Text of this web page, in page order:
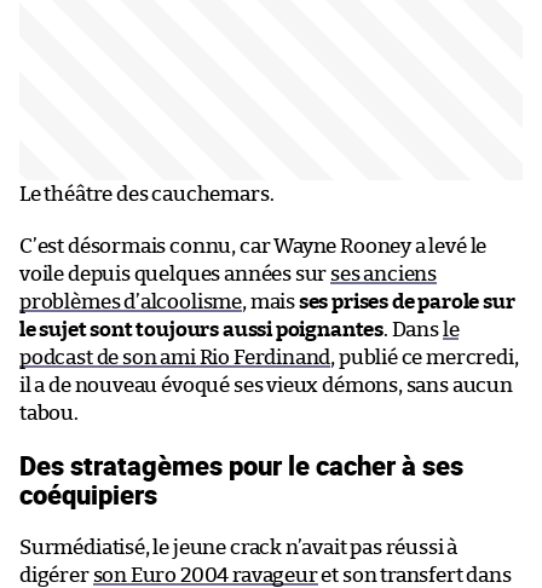
Le théâtre des cauchemars.
C’est désormais connu, car Wayne Rooney a levé le
voile depuis quelques années sur ses anciens
problèmes d’alcoolisme, maisses prises de parole sur
le sujet sont toujours aussi poignantes. Dans le
podcast de son ami Rio Ferdinand , publié ce mercredi,
il a de nouveau évoqué ses vieux démons, sans aucun
tabou.
Des stratagèmes pour le cacher à ses
coéquipiers
Surmédiatisé, le jeune crack n’avait pas réussi à
digérer son Euro 2004 ravageuret son transfert dans